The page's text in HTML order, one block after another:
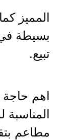
المميز
تبيع.
اهم حاجة
المناسبة
مطاعم